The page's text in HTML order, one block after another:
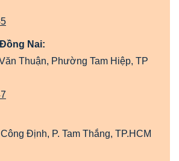
Nai:
Thuận, Phường Tam Hiệp, TP
Định, P. Tam Thắng, TP.HCM